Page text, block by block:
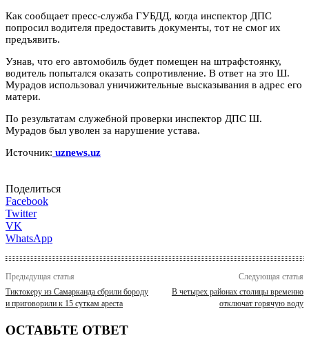
Как сообщает пресс-служба ГУБДД, когда инспектор ДПС
попросил водителя предоставить документы, тот не смог их
предъявить.
Узнав, что его автомобиль будет помещен на штрафстоянку,
водитель попытался оказать сопротивление. В ответ на это Ш.
Мурадов использовал уничижительные высказывания в адрес его
матери.
По результатам служебной проверки инспектор ДПС Ш.
Мурадов был уволен за нарушение устава.
Источник: uznews.uz
Поделиться
Facebook
Twitter
VK
WhatsApp
Предыдущая статья
Тиктокеру из Самарканда сбрили бороду
и приговорили к 15 суткам ареста
Следующая статья
В четырех районах столицы временно
отключат горячую воду
ОСТАВЬТЕ ОТВЕТ